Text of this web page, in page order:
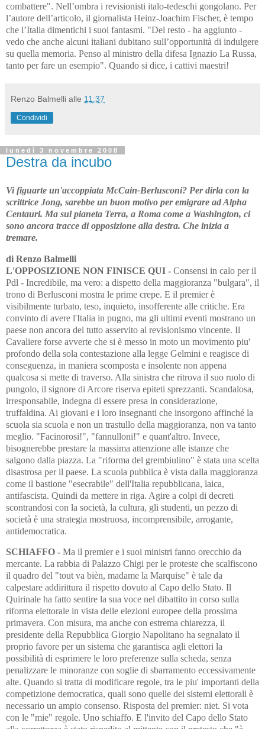
combattere". Nell’ombra i revisionisti italo-tedeschi gongolano. Per
l’autore dell’articolo, il giornalista Heinz-Joachim Fischer, è tempo
che l’Italia dimentichi i suoi fantasmi. "Del resto - ha aggiunto -
vedo che anche alcuni italiani dubitano sull’opportunità di indulgere
su quella memoria. Penso al ministro della difesa Ignazio La Russa,
tanto per fare un esempio". Quando si dice, i cattivi maestri!
Renzo Balmelli alle 11:37
Condividi
lunedì 3 novembre 2008
Destra da incubo
Vi figuarte un'accoppiata McCain-Berlusconi? Per dirla con la
scrittrice Jong, sarebbe un buon motivo per emigrare ad Alpha
Centauri. Ma sul pianeta Terra, a Roma come a Washington, ci
sono ancora tracce di opposizione alla destra. Che inizia a
tremare.
di Renzo Balmelli
L'OPPOSIZIONE NON FINISCE QUI - Consensi in calo per il
Pdl - Incredibile, ma vero: a dispetto della maggioranza "bulgara", il
trono di Berlusconi mostra le prime crepe. E il premier è
visibilmente turbato, teso, inquieto, insofferente alle critiche. Era
convinto di avere l'Italia in pugno, ma gli ultimi eventi mostrano un
paese non ancora del tutto asservito al revisionismo vincente. Il
Cavaliere forse avverte che si è messo in moto un movimento piu'
profondo della sola contestazione alla legge Gelmini e reagisce di
conseguenza, in maniera scomposta e insolente non appena
qualcosa si mette di traverso. Alla sinistra che ritrova il suo ruolo di
pungolo, il signore di Arcore riserva epiteti sprezzanti. Scandalosa,
irresponsabile, indegna di essere presa in considerazione,
truffaldina. Ai giovani e i loro insegnanti che insorgono affinché la
scuola sia scuola e non un trastullo della maggioranza, non va tanto
meglio. "Facinorosi!", "fannulloni!" e quant'altro. Invece,
bisognerebbe prestare la massima attenzione alle istanze che
salgono dalla piazza. La "riforma del grembiulino" è stata una scelta
disastrosa per il paese. La scuola pubblica è vista dalla maggioranza
come il bastione "esecrabile" dell'Italia repubblicana, laica,
antifascista. Quindi da mettere in riga. Agire a colpi di decreti
scontrandosi con la società, la cultura, gli studenti, un pezzo di
società è una strategia mostruosa, incomprensibile, arrogante,
antidemocratica.
SCHIAFFO - Ma il premier e i suoi ministri fanno orecchio da
mercante. La rabbia di Palazzo Chigi per le proteste che scalfiscono
il quadro del "tout va bièn, madame la Marquise" è tale da
calpestare addirittura il rispetto dovuto al Capo dello Stato. Il
Quirinale ha fatto sentire la sua voce nel dibattito in corso sulla
riforma elettorale in vista delle elezioni europee della prossima
primavera. Con misura, ma anche con estrema chiarezza, il
presidente della Repubblica Giorgio Napolitano ha segnalato il
proprio favore per un sistema che garantisca agli elettori la
possibilità di esprimere le loro preferenze sulla scheda, senza
penalizzare le minoranze con soglie di sbarramento eccessivamente
alte. Quando si tratta di modificare regole, tra le piu' importanti della
competizione democratica, quali sono quelle dei sistemi elettorali è
necessario un ampio consenso. Risposta del premier: niet. Si vota
con le "mie" regole. Uno schiaffo. E l'invito del Capo dello Stato